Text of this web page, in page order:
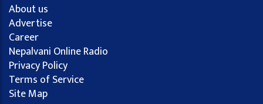
About us
Advertise
Career
Nepalvani Online Radio
Privacy Policy
Terms of Service
Site Map